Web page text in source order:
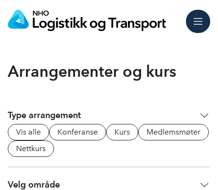
Meny
Arrangementer og kurs
Type arrangement
Vis alle Konferanse Kurs
Medlemsmøter
Nettkurs
Velg område